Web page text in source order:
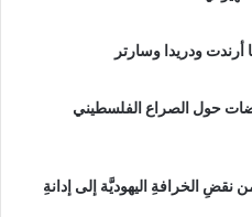
أرندت ودريدا وسارتر
حول الصراع الفلسطيني
نقضِ الخرافةِ اليهوديَّة إلى إدانةِ